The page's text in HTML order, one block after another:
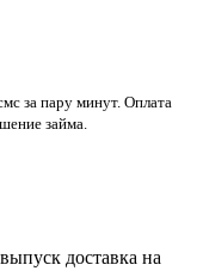
за пару минут. Оплата
займа.
доставка на